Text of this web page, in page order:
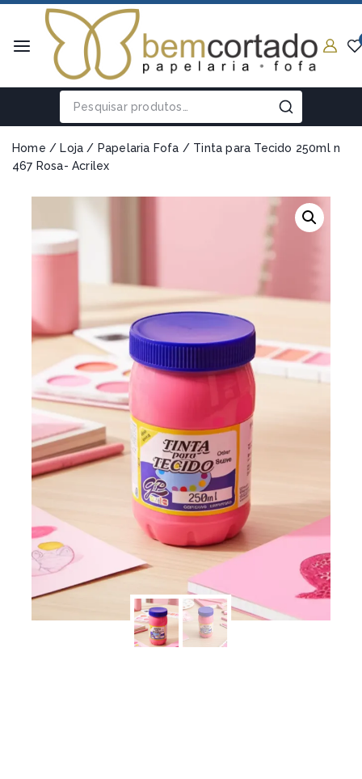
Home / Loja / Papelaria Fofa / Tinta para Tecido 250ml n
467 Rosa- Acrilex